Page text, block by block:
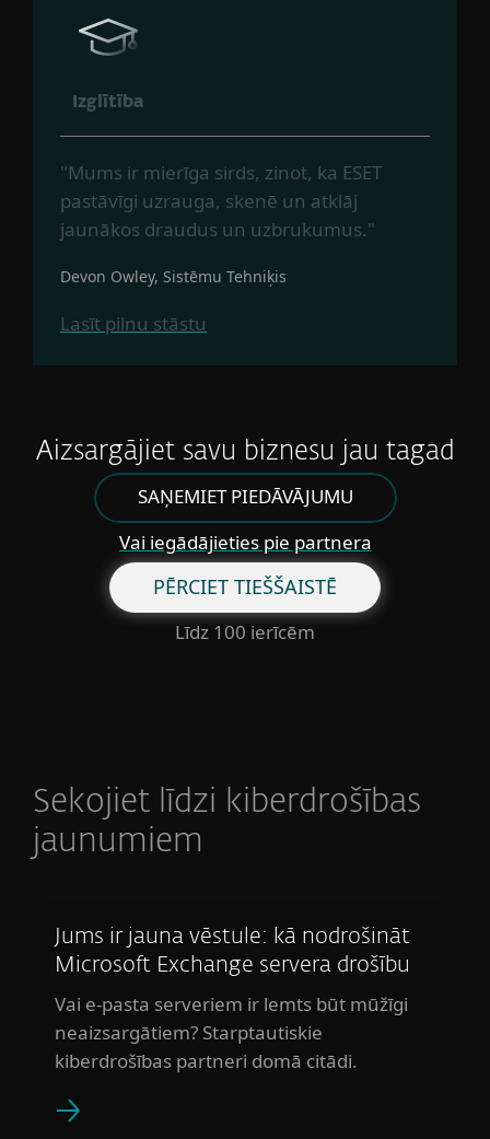
Izglītība
"Mums ir mierīga sirds, zinot, ka ESET
pastāvīgi uzrauga, skenē un atklāj
jaunākos draudus un uzbrukumus."
Devon Owley, Sistēmu Tehniķis
Lasīt pilnu stāstu
Aizsargājiet savu biznesu jau tagad
SAŅEMIET PIEDĀVĀJUMU
Vai iegādājieties pie partnera
PĒRCIET TIEŠŠAISTĒ
Līdz 100 ierīcēm
Sekojiet līdzi kiberdrošības
jaunumiem
Jums ir jauna vēstule: kā nodrošināt
Microsoft Exchange servera drošību
Vai e-pasta serveriem ir lemts būt mūžīgi
neaizsargātiem? Starptautiskie
kiberdrošības partneri domā citādi.